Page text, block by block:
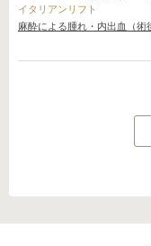
イタリアンリフト
麻酔による腫れ・内出血（術